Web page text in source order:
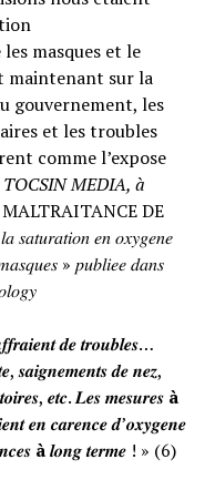
masques et le
maintenant sur la
gouvernement, les
et les troubles
comme l’expose
MEDIA, à
DE
𝑒𝑛 𝑜𝑥𝑦𝑔𝑒𝑛𝑒
» 𝑝𝑢𝑏𝑙𝑖𝑒𝑒 𝑑𝑎𝑛𝑠
𝒅𝒆 𝒕𝒓𝒐𝒖𝒃𝒍𝒆𝒔…
𝒔𝒂𝒊𝒈𝒏𝒆𝒎𝒆𝒏𝒕𝒔 𝒅𝒆 𝒏𝒆𝒛,
𝒆𝒕𝒄. 𝑳𝒆𝒔 𝒎𝒆𝒔𝒖𝒓𝒆𝒔 à
𝒆𝒏 𝒄𝒂𝒓𝒆𝒏𝒄𝒆 𝒅’𝒐𝒙𝒚𝒈𝒆𝒏𝒆
à𝒍𝒐𝒏𝒈 𝒕𝒆𝒓𝒎𝒆 ! » (6)